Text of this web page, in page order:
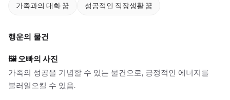
가족과의 대화 꿈 성공적인 직장생활 꿈
행운의 물건
🖼️ 오빠의 사진
가족의 성공을 기념할 수 있는 물건으로, 긍정적인 에너지를
불러일으킬 수 있음.